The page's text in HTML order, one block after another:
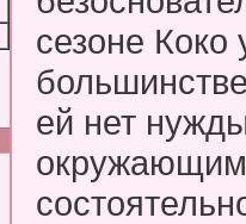
сезоне Коко
ей нет